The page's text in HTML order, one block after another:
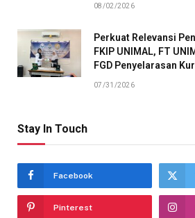
08/02/2026
Perkuat Relevansi
FKIP UNIMAL, FT
FGD Penyelarasan
07/31/2026
Stay In Touch
Facebook
Pinterest